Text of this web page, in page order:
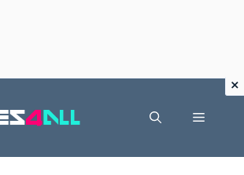
Menu